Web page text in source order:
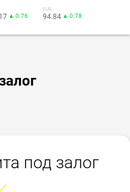
▲ 0.76
EUR
94.84 ▲ 0.78
под залог